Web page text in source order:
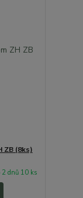
ZB (8ks)
2 dnů 10 ks